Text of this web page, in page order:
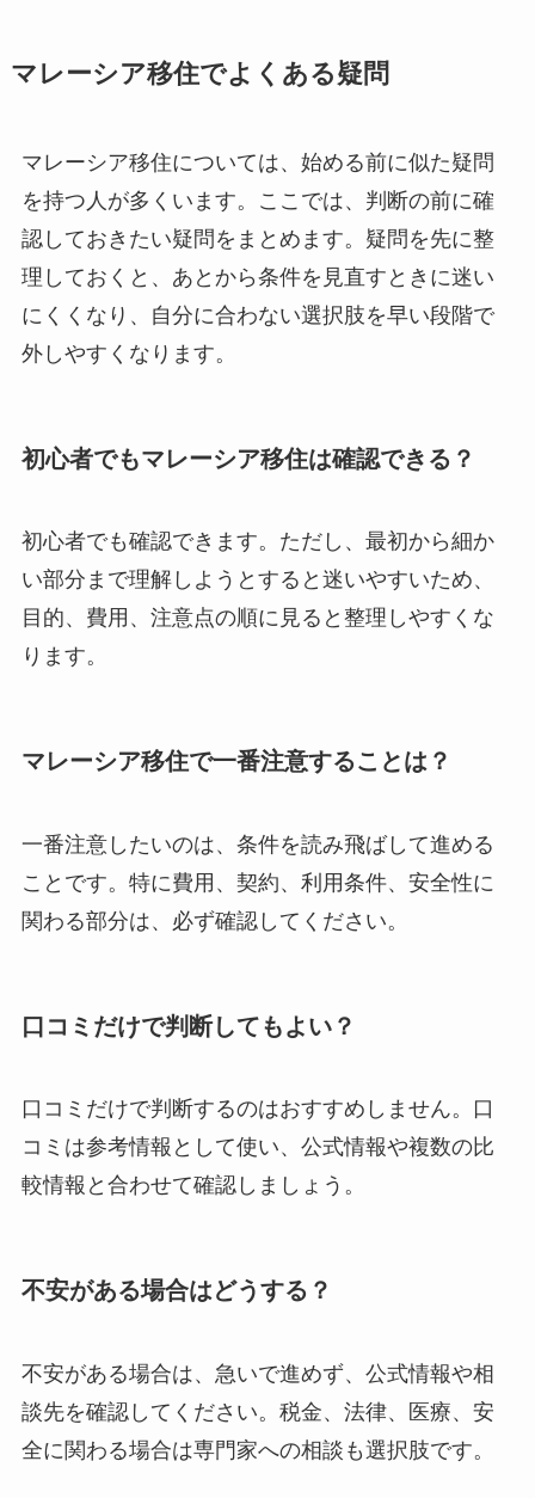
マレーシア移住でよくある疑問
マレーシア移住については、始める前に似た疑問
を持つ人が多くいます。ここでは、判断の前に確
認しておきたい疑問をまとめます。疑問を先に整
理しておくと、あとから条件を見直すときに迷い
にくくなり、自分に合わない選択肢を早い段階で
外しやすくなります。
初心者でもマレーシア移住は確認できる？
初心者でも確認できます。ただし、最初から細か
い部分まで理解しようとすると迷いやすいため、
目的、費用、注意点の順に見ると整理しやすくな
ります。
マレーシア移住で一番注意することは？
一番注意したいのは、条件を読み飛ばして進める
ことです。特に費用、契約、利用条件、安全性に
関わる部分は、必ず確認してください。
口コミだけで判断してもよい？
口コミだけで判断するのはおすすめしません。口
コミは参考情報として使い、公式情報や複数の比
較情報と合わせて確認しましょう。
不安がある場合はどうする？
不安がある場合は、急いで進めず、公式情報や相
談先を確認してください。税金、法律、医療、安
全に関わる場合は専門家への相談も選択肢です。